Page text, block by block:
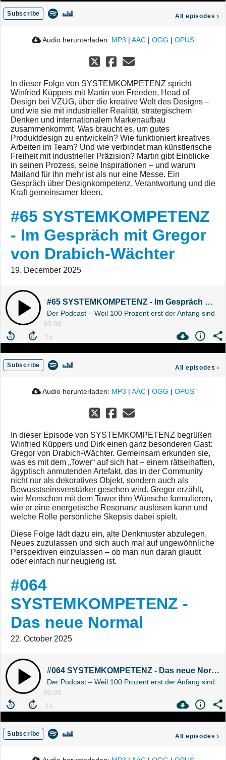
Subscribe All episodes ›
Audio herunterladen: MP3 | AAC | OGG | OPUS
In dieser Folge von SYSTEMKOMPETENZ spricht
Winfried Küppers mit Martin von Freeden, Head of
Design bei VZUG, über die kreative Welt des Designs –
und wie sie mit industrieller Realität, strategischem
Denken und internationalem Markenaufbau
zusammenkommt. Was braucht es, um gutes
Produktdesign zu entwickeln? Wie funktioniert kreatives
Arbeiten im Team? Und wie verbindet man künstlerische
Freiheit mit industrieller Präzision? Martin gibt Einblicke
in seinen Prozess, seine Inspirationen – und warum
Mailand für ihn mehr ist als nur eine Messe. Ein
Gespräch über Designkompetenz, Verantwortung und die
Kraft gemeinsamer Ideen.
#65 SYSTEMKOMPETENZ
- Im Gespräch mit Gregor
von Drabich-Wächter
19. December 2025
#65 SYSTEMKOMPETENZ - Im Gespräch mit Gregor von Drabich-Wächter
Der Podcast – Weil 100 Prozent erst der Anfang sind
00:00
Subscribe All episodes ›
Audio herunterladen: MP3 | AAC | OGG | OPUS
In dieser Episode von SYSTEMKOMPETENZ begrüßen
Winfried Küppers und Dirk einen ganz besonderen Gast:
Gregor von Drabich-Wächter. Gemeinsam erkunden sie,
was es mit dem „Tower“ auf sich hat – einem rätselhaften,
ägyptisch anmutenden Artefakt, das in der Community
nicht nur als dekoratives Objekt, sondern auch als
Bewusstseinsverstärker gesehen wird. Gregor erzählt,
wie Menschen mit dem Tower ihre Wünsche formulieren,
wie er eine energetische Resonanz auslösen kann und
welche Rolle persönliche Skepsis dabei spielt.
Diese Folge lädt dazu ein, alte Denkmuster abzulegen,
Neues zuzulassen und sich auch mal auf ungewöhnliche
Perspektiven einzulassen – ob man nun daran glaubt
oder einfach nur neugierig ist.
#064
SYSTEMKOMPETENZ -
Das neue Normal
22. October 2025
#064 SYSTEMKOMPETENZ - Das neue Normal
Der Podcast – Weil 100 Prozent erst der Anfang sind
00:00
Subscribe All episodes ›